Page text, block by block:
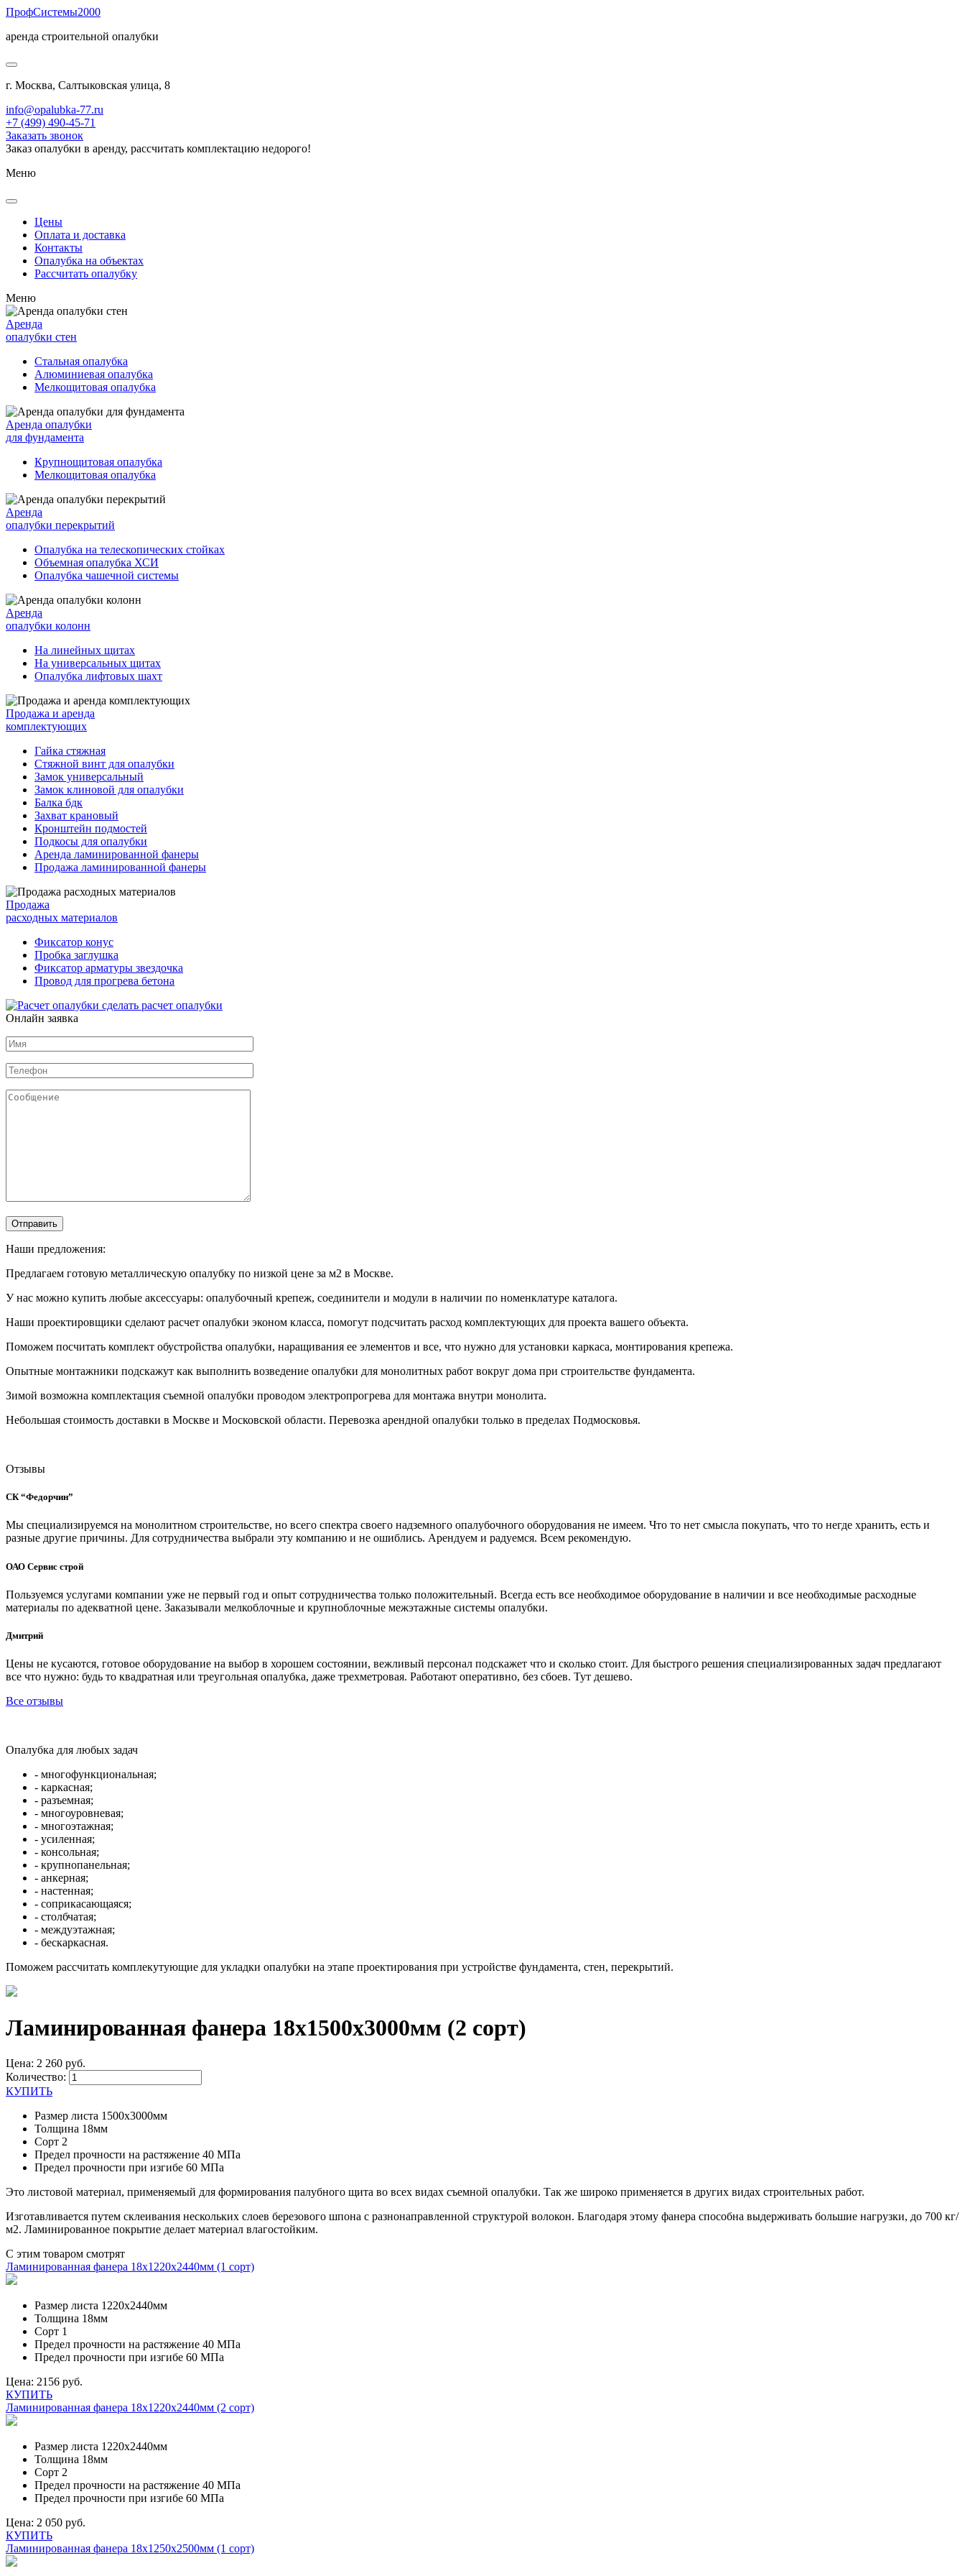
ПрофСистемы2000
аренда строительной опалубки
г. Москва, Салтыковская улица, 8
info@opalubka-77.ru
+7 (499) 490-45-71
Заказать звонок
Заказ опалубки в аренду, рассчитать комплектацию недорого!
Меню
Цены
Оплата и доставка
Контакты
Опалубка на объектах
Рассчитать опалубку
Меню
Аренда
опалубки стен
Стальная опалубка
Алюминиевая опалубка
Мелкощитовая опалубка
Аренда опалубки
для фундамента
Крупнощитовая опалубка
Мелкощитовая опалубка
Аренда
опалубки перекрытий
Опалубка на телескопических стойках
Объемная опалубка ХСИ
Опалубка чашечной системы
Аренда
опалубки колонн
На линейных щитах
На универсальных щитах
Опалубка лифтовых шахт
Продажа и аренда
комплектующих
Гайка стяжная
Стяжной винт для опалубки
Замок универсальный
Замок клиновой для опалубки
Балка бдк
Захват крановый
Кронштейн подмостей
Подкосы для опалубки
Аренда ламинированной фанеры
Продажа ламинированной фанеры
Продажа
расходных материалов
Фиксатор конус
Пробка заглушка
Фиксатор арматуры звездочка
Провод для прогрева бетона
сделать расчет опалубки
Онлайн заявка
Наши предложения:
Предлагаем готовую металлическую опалубку по низкой цене за м2 в Москве.
У нас можно купить любые аксессуары: опалубочный крепеж, соединители и модули в наличии по номенклатуре каталога.
Наши проектировщики сделают расчет опалубки эконом класса, помогут подсчитать расход комплектующих для проекта вашего объекта.
Поможем посчитать комплект обустройства опалубки, наращивания ее элементов и все, что нужно для установки каркаса, монтирования крепежа.
Опытные монтажники подскажут как выполнить возведение опалубки для монолитных работ вокруг дома при строительстве фундамента.
Зимой возможна комплектация съемной опалубки проводом электропрогрева для монтажа внутри монолита.
Небольшая стоимость доставки в Москве и Московской области. Перевозка арендной опалубки только в пределах Подмосковья.
Отзывы
СК “Федорчин”
Мы специализируемся на монолитном строительстве, но всего спектра своего надземного опалубочного оборудования не имеем. Что то нет смысла покупать, что то негде хранить, есть и
разные другие причины. Для сотрудничества выбрали эту компанию и не ошиблись. Арендуем и радуемся. Всем рекомендую.
ОАО Сервис строй
Пользуемся услугами компании уже не первый год и опыт сотрудничества только положительный. Всегда есть все необходимое оборудование в наличии и все необходимые расходные
материалы по адекватной цене. Заказывали мелкоблочные и крупноблочные межэтажные системы опалубки.
Дмитрий
Цены не кусаются, готовое оборудование на выбор в хорошем состоянии, вежливый персонал подскажет что и сколько стоит. Для быстрого решения специализированных задач предлагают
все что нужно: будь то квадратная или треугольная опалубка, даже трехметровая. Работают оперативно, без сбоев. Тут дешево.
Все отзывы
Опалубка для любых задач
- многофункциональная;
- каркасная;
- разъемная;
- многоуровневая;
- многоэтажная;
- усиленная;
- консольная;
- крупнопанельная;
- анкерная;
- настенная;
- соприкасающаяся;
- столбчатая;
- междуэтажная;
- бескаркасная.
Поможем рассчитать комплекутующие для укладки опалубки на этапе проектирования при устройстве фундамента, стен, перекрытий.
Ламинированная фанера 18х1500х3000мм (2 сорт)
Цена: 2 260 руб.
Количество:
КУПИТЬ
Размер листа 1500х3000мм
Толщина 18мм
Сорт 2
Предел прочности на растяжение 40 МПа
Предел прочности при изгибе 60 МПа
Это листовой материал, применяемый для формирования палубного щита во всех видах съемной опалубки. Так же широко применяется в других видах строительных работ.
Изготавливается путем склеивания нескольких слоев березового шпона с разнонаправленной структурой волокон. Благодаря этому фанера способна выдерживать большие нагрузки, до 700 кг/
м2. Ламинированное покрытие делает материал влагостойким.
С этим товаром смотрят
Ламинированная фанера 18х1220х2440мм (1 сорт)
Размер листа 1220х2440мм
Толщина 18мм
Сорт 1
Предел прочности на растяжение 40 МПа
Предел прочности при изгибе 60 МПа
Цена: 2156 руб.
КУПИТЬ
Ламинированная фанера 18х1220х2440мм (2 сорт)
Размер листа 1220х2440мм
Толщина 18мм
Сорт 2
Предел прочности на растяжение 40 МПа
Предел прочности при изгибе 60 МПа
Цена: 2 050 руб.
КУПИТЬ
Ламинированная фанера 18х1250х2500мм (1 сорт)